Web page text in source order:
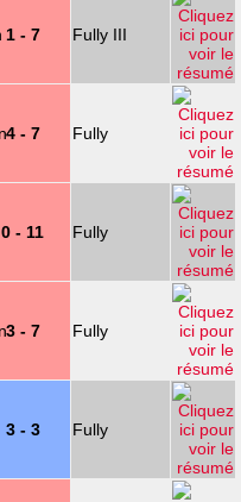
1 - 7 Fully III
4 - 7 Fully
0 - 11 Fully
3 - 7 Fully
3 - 3 Fully